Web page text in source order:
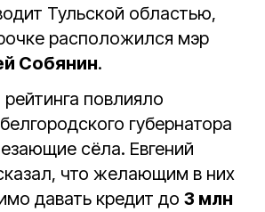
Тульской областью,
расположился мэр
Собянин.
повлияло
губернатора
сёла. Евгений
что желающим в них
давать кредит до 3 млн